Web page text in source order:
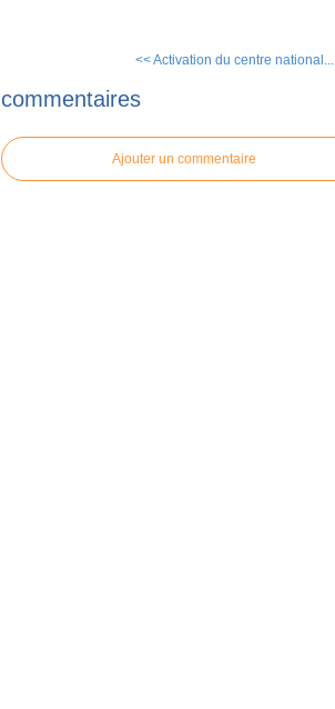
<< Activation du centre national...
commentaires
Ajouter un commentaire